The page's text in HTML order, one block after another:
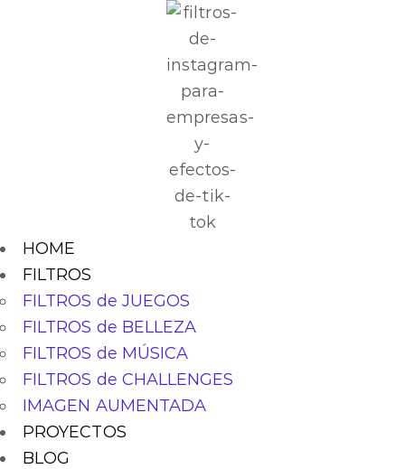
HOME
FILTROS
FILTROS de JUEGOS
FILTROS de BELLEZA
FILTROS de MÚSICA
FILTROS de CHALLENGES
IMAGEN AUMENTADA
PROYECTOS
BLOG